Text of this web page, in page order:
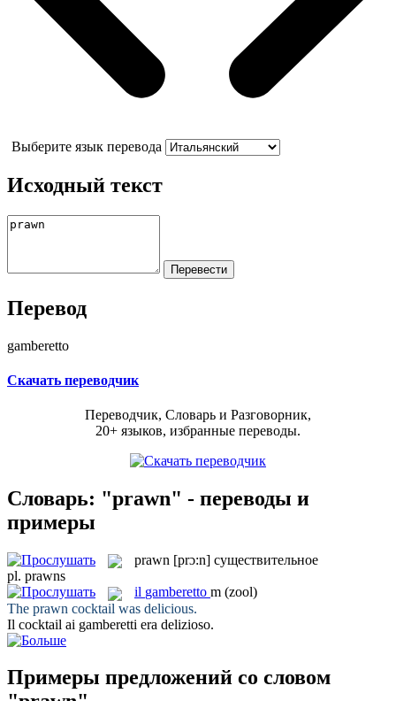
Выберите язык перевода
Исходный текст
Перевод
gamberetto
Скачать переводчик
Переводчик, Словарь и Разговорник,
20+ языков, избранные переводы.
Словарь: "prawn" - переводы и
примеры
prawn [prɔ:n] существительное
pl. prawns
il gamberetto m (zool)
The prawn cocktail was delicious.
Il cocktail ai gamberetti era delizioso.
Примеры предложений со словом